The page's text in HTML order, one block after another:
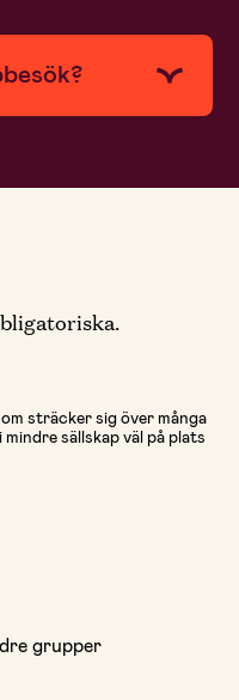
grupper
sträcker sig över många
sällskap väl på plats